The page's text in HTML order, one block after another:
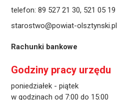
telefon: 89 527 21 30, 521 05 19
starostwo@powiat-olsztynski.pl
Rachunki bankowe
Godziny pracy urzędu
poniedziałek - piątek
w godzinach od 7:00 do 15:00